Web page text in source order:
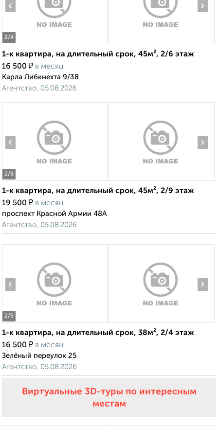
2/4
‹ ›
1-к квартира, на длительный срок, 45м², 2/6 этаж
16 500 ₽ в месяц
Карла Либкнехта 9/38
Агентство, 05.08.2026
2/6
‹ ›
1-к квартира, на длительный срок, 45м², 2/9 этаж
19 500 ₽ в месяц
проспект Красной Армии 48А
Агентство, 05.08.2026
2/5
‹ ›
1-к квартира, на длительный срок, 38м², 2/4 этаж
16 500 ₽ в месяц
Зелёный переулок 25
Агентство, 05.08.2026
Виртуальные 3D-туры по интересным
местам